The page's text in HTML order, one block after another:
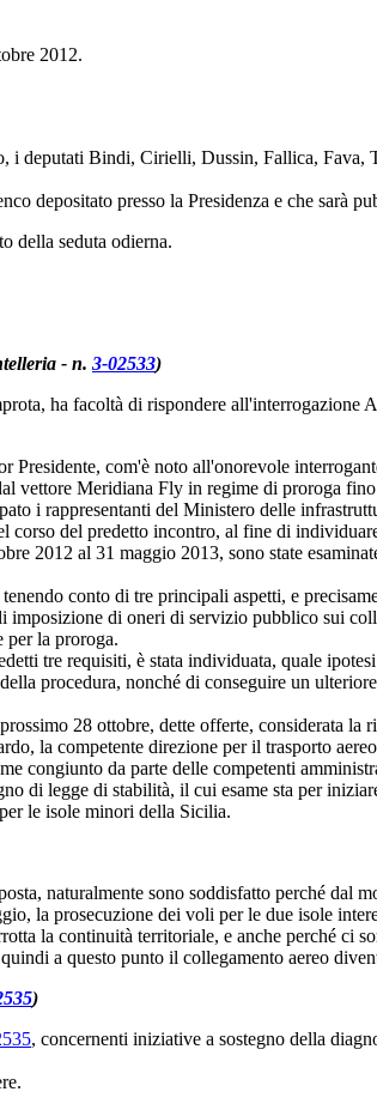
2012.
i deputati Bindi, Cirielli, Dussin, Fallica,
depositato presso la Presidenza e che sarà
della seduta odierna.
- n. 3-02533)
ha facoltà di rispondere all'interrogazione
Presidente, com'è noto all'onorevole
vettore Meridiana Fly in regime di proroga
i rappresentanti del Ministero delle
del predetto incontro, al fine di
2012 al 31 maggio 2013, sono state
conto di tre principali aspetti, e
imposizione di oneri di servizio pubblico sui
per la proroga.
tre requisiti, è stata individuata, quale
procedura, nonché di conseguire un
28 ottobre, dette offerte, considerata la
la competente direzione per il trasporto
congiunto da parte delle competenti
di legge di stabilità, il cui esame sta per
le isole minori della Sicilia.
naturalmente sono soddisfatto perché dal
la prosecuzione dei voli per le due isole
la continuità territoriale, e anche perché ci
a questo punto il collegamento aereo
)
, concernenti iniziative a sostegno della